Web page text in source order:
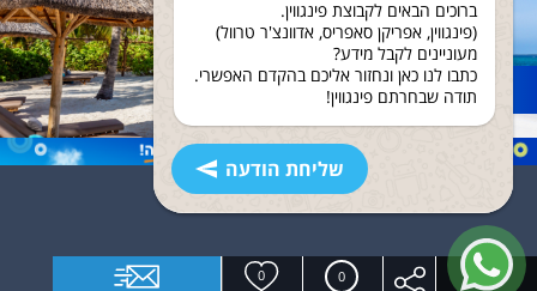
0
0
ברוכים הבאים לקבוצת פינגווין.
(פינגווין, אפריקן סאפריס, אדוונצ'ר טרוול)
מעוניינים לקבל מידע?
כתבו לנו כאן ונחזור אליכם בהקדם האפשרי.
תודה שבחרתם פינגווין!
שליחת הודעה
נופש בזנזיבר